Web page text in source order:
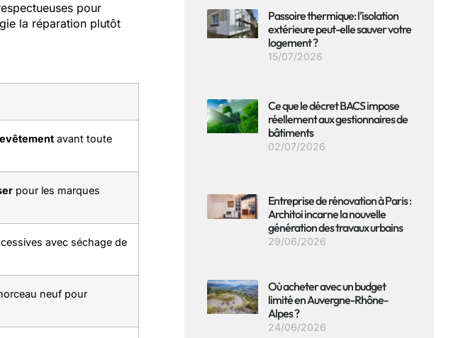
pour
la réparation plutôt
avant toute
pour les marques
avec séchage de
neuf pour
Passoire thermique: l’isolation
extérieure peut-elle sauver votre
logement ?
15/07/2026
Ce que le décret BACS impose
réellement aux gestionnaires de
bâtiments
02/07/2026
Entreprise de rénovation à Paris :
Architoi incarne la nouvelle
génération des travaux urbains
29/06/2026
Où acheter avec un budget
limité en Auvergne-Rhône-
Alpes ?
24/06/2026